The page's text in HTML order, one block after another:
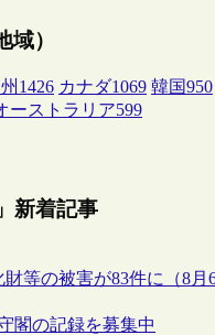
）
1426 カナダ1069 韓国950
ーストラリア599
新着記事
等の被害が83件に（8月
閣の記録を募集中